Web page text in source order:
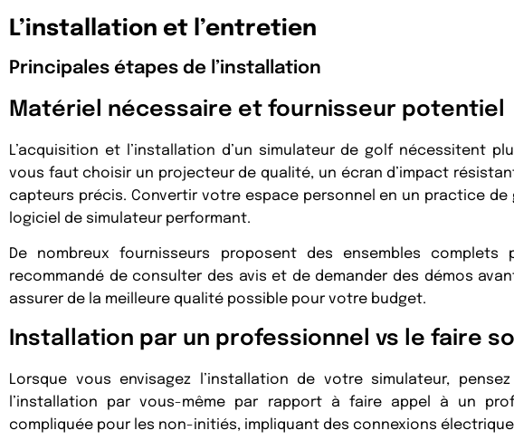
L’installation et l’entretien
Principales étapes de l’installation
Matériel nécessaire et fournisseur potentiel
L’acquisition et l’installation d’un simulateur de golf nécessitent
vous faut choisir un projecteur de qualité, un écran d’impact
capteurs précis. Convertir votre espace personnel en un practice
logiciel de simulateur performant.
De nombreux fournisseurs proposent des ensembles
recommandé de consulter des avis et de demander des démos
assurer de la meilleure qualité possible pour votre budget.
Installation par un professionnel vs le faire
Lorsque vous envisagez l’installation de votre simulateur,
l’installation par vous-même par rapport à faire appel à un
compliquée pour les non-initiés, impliquant des connexions